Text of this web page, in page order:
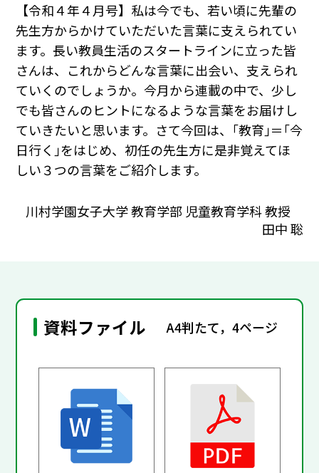
【令和４年４月号】 私は今でも、若い頃に先輩の
先生方からかけていただいた言葉に支えられてい
ます。長い教員生活のスタートラインに立った皆
さんは、これからどんな言葉に出会い、支えられ
ていくのでしょうか。今月から連載の中で、少し
でも皆さんのヒントになるような言葉をお届けし
ていきたいと思います。さて今回は、｢教育｣＝｢今
日行く｣をはじめ、初任の先生方に是非覚えてほ
しい３つの言葉をご紹介します。
川村学園女子大学 教育学部 児童教育学科 教授
田中 聡
資料ファイル A4判たて，4ページ